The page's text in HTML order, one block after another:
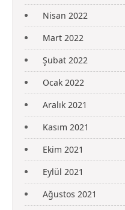
Nisan 2022
Mart 2022
Şubat 2022
Ocak 2022
Aralık 2021
Kasım 2021
Ekim 2021
Eylül 2021
Ağustos 2021